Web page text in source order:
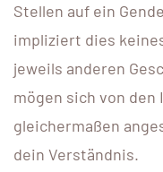
Stellen auf ein
impliziert dies
jeweils anderen
mögen sich von
gleichermaßen
dein Verständnis.